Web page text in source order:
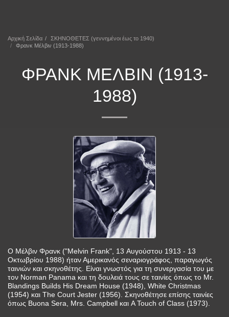
Αρχική Σελίδα
ΣΚΗΝΟΘΕΤΕΣ (γεννημένοι έως το 1940)
Φρανκ Μέλβιν (1913-1988)
ΦΡΑΝΚ ΜΈΛΒΙΝ (1913-
1988)
Ο Μέλβιν Φρανκ ("Melvin Frank", 13 Αυγούστου 1913 - 13
Οκτωβρίου 1988) ήταν Αμερικανός σεναριογράφος, παραγωγός
ταινιών και σκηνοθέτης. Είναι γνωστός για τη συνεργασία του με
τον Norman Panama και τη δουλειά τους σε ταινίες όπως το Mr.
Blandings Builds His Dream House (1948), White Christmas
(1954) και The Court Jester (1956). Σκηνοθέτησε επίσης ταινίες
όπως Buona Sera, Mrs. Campbell και A Touch of Class (1973).